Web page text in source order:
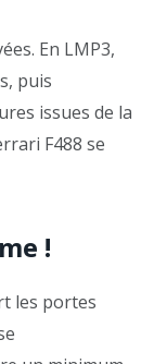
En LMP3,
puis
issues de la
F488 se
!
les portes